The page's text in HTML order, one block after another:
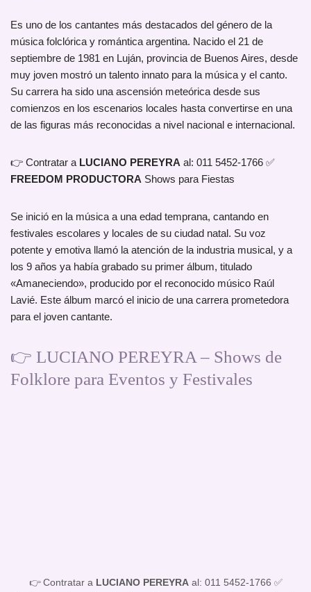
Es uno de los cantantes más destacados del género de la
música folclórica y romántica argentina. Nacido el 21 de
septiembre de 1981 en Luján, provincia de Buenos Aires, desde
muy joven mostró un talento innato para la música y el canto.
Su carrera ha sido una ascensión meteórica desde sus
comienzos en los escenarios locales hasta convertirse en una
de las figuras más reconocidas a nivel nacional e internacional.
👉 Contratar a LUCIANO PEREYRA al: 011 5452-1766 ✅
FREEDOM PRODUCTORA Shows para Fiestas
Se inició en la música a una edad temprana, cantando en
festivales escolares y locales de su ciudad natal. Su voz
potente y emotiva llamó la atención de la industria musical, y a
los 9 años ya había grabado su primer álbum, titulado
«Amaneciendo», producido por el reconocido músico Raúl
Lavié. Este álbum marcó el inicio de una carrera prometedora
para el joven cantante.
👉 LUCIANO PEREYRA – Shows de
Folklore para Eventos y Festivales
👉 Contratar a LUCIANO PEREYRAal: 011 5452-1766 ✅